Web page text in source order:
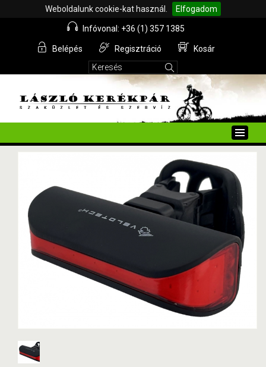
Weboldalunk cookie-kat használ. Elfogadom
Infóvonal: +36 (1) 357 1385
Belépés Regisztráció Kosár
Toggle